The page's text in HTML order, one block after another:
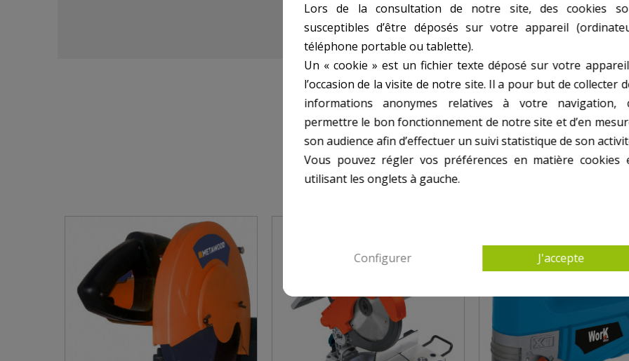
- Garantie : 2 an(s)
10 AUTRES PRODUITS DANS SCIES
Lors de la consultation de notre site, des cookies
susceptibles d’être déposés sur votre appareil
téléphone portable ou tablette).
Un « cookie » est un fichier texte déposé sur votre
l’occasion de la visite de notre site. Il a pour but de collecter
informations anonymes relatives à votre navigation,
permettre le bon fonctionnement de notre site et d’en
son audience afin d’effectuer un suivi statistique de son
Vous pouvez régler vos préférences en matière cookies
utilisant les onglets à gauche.
Configurer J'accepte